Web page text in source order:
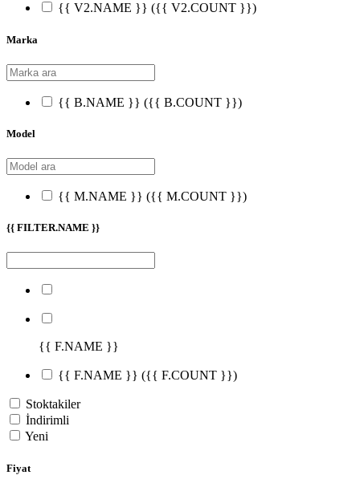
{{ V2.NAME }} ({{ V2.COUNT }})
Marka
{{ B.NAME }} ({{ B.COUNT }})
Model
{{ M.NAME }} ({{ M.COUNT }})
{{ FILTER.NAME }}
{{ F.NAME }}
{{ F.NAME }} ({{ F.COUNT }})
Stoktakiler
İndirimli
Yeni
Fiyat